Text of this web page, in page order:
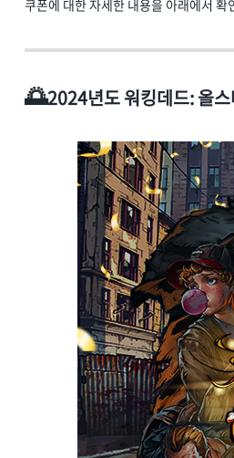
쿠폰에 대한 자세한 내용을 아래에서 확
🌅2024년도 워킹데드: 올